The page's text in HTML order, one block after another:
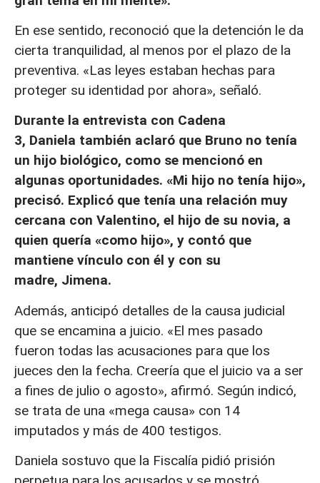
En ese sentido, reconoció que la detención le da
cierta tranquilidad, al menos por el plazo de la
preventiva. «Las leyes estaban hechas para
proteger su identidad por ahora», señaló.
Durante la entrevista con Cadena
3, Daniela también aclaró que Bruno no tenía
un hijo biológico, como se mencionó en
algunas oportunidades. «Mi hijo no tenía hijo»,
precisó. Explicó que tenía una relación muy
cercana con Valentino, el hijo de su novia, a
quien quería «como hijo», y contó que
mantiene vínculo con él y con su
madre, Jimena.
Además, anticipó detalles de la causa judicial
que se encamina a juicio. «El mes pasado
fueron todas las acusaciones para que los
jueces den la fecha. Creería que el juicio va a ser
a fines de julio o agosto», afirmó. Según indicó,
se trata de una «mega causa» con 14
imputados y más de 400 testigos.
Daniela sostuvo que la Fiscalía pidió prisión